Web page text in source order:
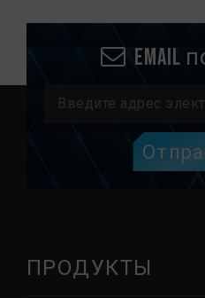
Email
ПРОДУКТЫ